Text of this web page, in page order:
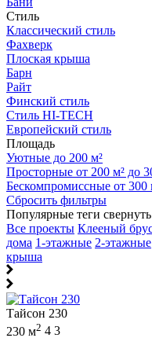
Стиль
Классический стиль
Фахверк
Плоская крыша
Барн
Райт
Финский стиль
Стиль HI-TECH
Европейский стиль
Площадь
Уютные до 200 м²
Просторные от 200 м² до
Бескомпромиссные от 300
Сбросить фильтры
Популярные теги
Все проекты Клееный
дома 1-этажные 2-этажные
крыша
Тайсон 230
230 м2 4 3